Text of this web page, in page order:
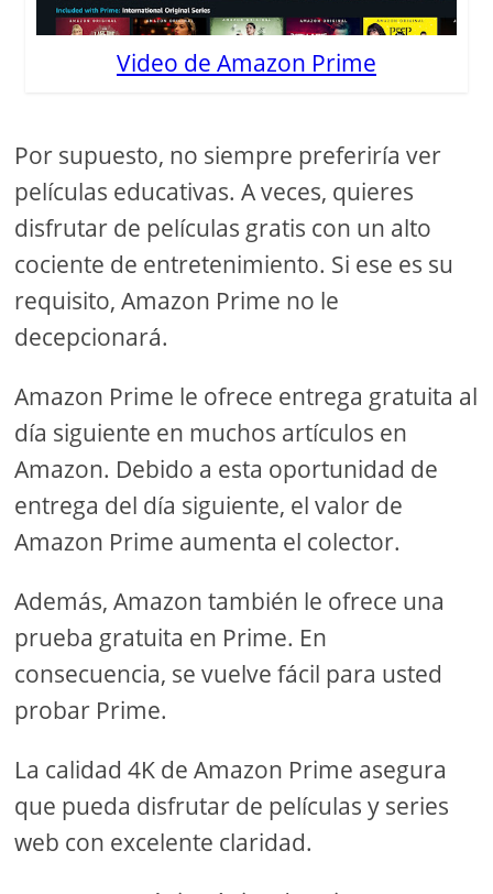
Video de Amazon Prime
Por supuesto, no siempre preferiría ver
películas educativas. A veces, quieres
disfrutar de películas gratis con un alto
cociente de entretenimiento. Si ese es su
requisito, Amazon Prime no le
decepcionará.
Amazon Prime le ofrece entrega gratuita al
día siguiente en muchos artículos en
Amazon. Debido a esta oportunidad de
entrega del día siguiente, el valor de
Amazon Prime aumenta el colector.
Además, Amazon también le ofrece una
prueba gratuita en Prime. En
consecuencia, se vuelve fácil para usted
probar Prime.
La calidad 4K de Amazon Prime asegura
que pueda disfrutar de películas y series
web con excelente claridad.